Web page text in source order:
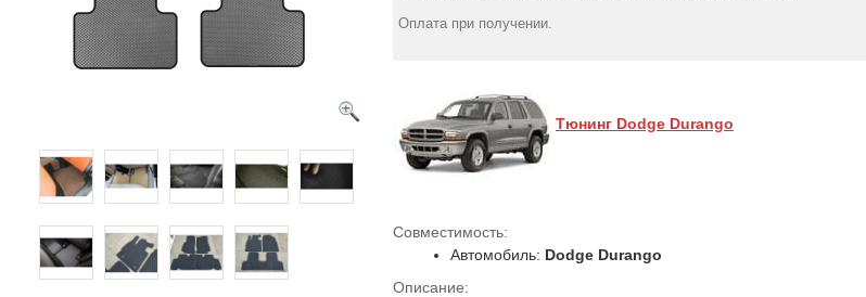
Оплата при получении.
Тюнинг Dodge Durango
Совместимость:
Автомобиль: Dodge Durango
Описание:
комплект з 4 штук